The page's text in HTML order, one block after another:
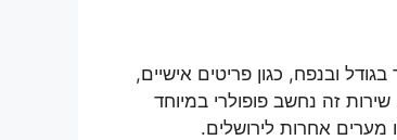
ובנפח, כגון פריטים אישיים,
זה נחשב פופולרי במיוחד
מערים אחרות לירושלים.